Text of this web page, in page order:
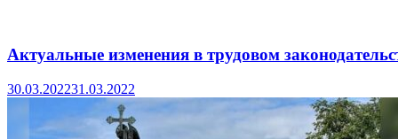
Актуальные изменения в трудовом
30.03.202231.03.2022